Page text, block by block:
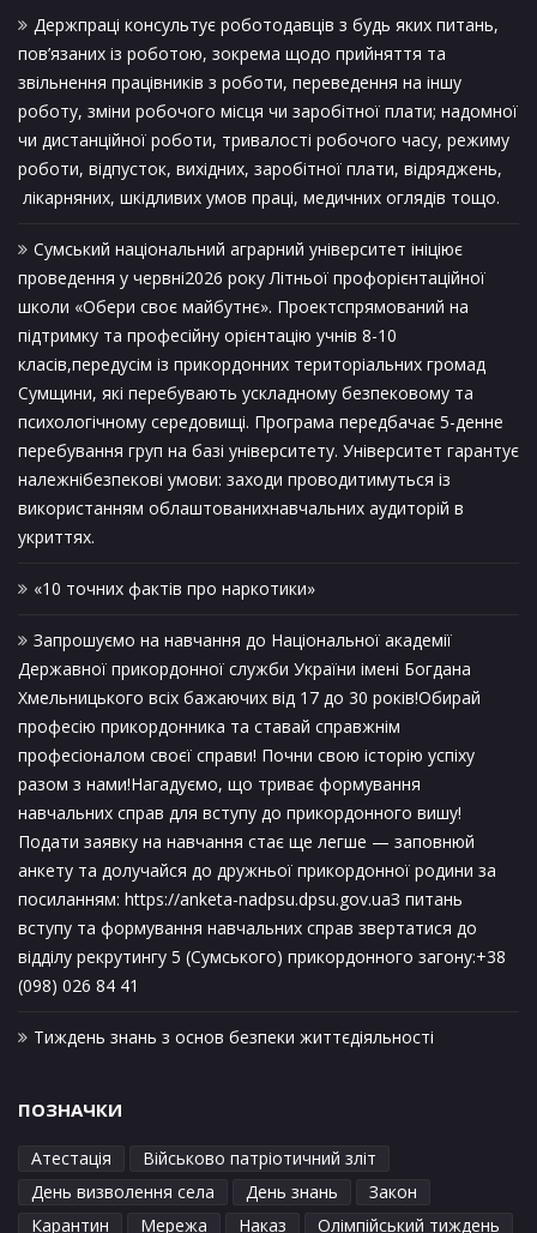
Держпраці консультує роботодавців з будь яких питань,
пов’язаних із роботою, зокрема щодо прийняття та
звільнення працівників з роботи, переведення на іншу
роботу, зміни робочого місця чи заробітної плати; надомної
чи дистанційної роботи, тривалості робочого часу, режиму
роботи, відпусток, вихідних, заробітної плати, відряджень,
лікарняних, шкідливих умов праці, медичних оглядів тощо.
Сумський національний аграрний університет ініціює
проведення у червні2026 року Літньої профорієнтаційної
школи «Обери своє майбутнє». Проектспрямований на
підтримку та професійну орієнтацію учнів 8-10
класів,передусім із прикордонних територіальних громад
Сумщини, які перебувають ускладному безпековому та
психологічному середовищі. Програма передбачає 5-денне
перебування груп на базі університету. Університет гарантує
належнібезпекові умови: заходи проводитимуться із
використанням облаштованихнавчальних аудиторій в
укриттях.
«10 точних фактів про наркотики»
Запрошуємо на навчання до Національної академії
Державної прикордонної служби України імені Богдана
Хмельницького всіх бажаючих від 17 до 30 років!Обирай
професію прикордонника та ставай справжнім
професіоналом своєї справи! Почни свою історію успіху
разом з нами!Нагадуємо, що триває формування
навчальних справ для вступу до прикордонного вишу!
Подати заявку на навчання стає ще легше — заповнюй
анкету та долучайся до дружньої прикордонної родини за
посиланням: https://anketa-nadpsu.dpsu.gov.uaЗ питань
вступу та формування навчальних справ звертатися до
відділу рекрутингу 5 (Сумського) прикордонного загону:+38
(098) 026 84 41
Тиждень знань з основ безпеки життєдіяльності
ПОЗНАЧКИ
Атестація
Військово патріотичний зліт
День визволення села
День знань
Закон
Карантин
Мережа Наказ Олімпійський тиждень